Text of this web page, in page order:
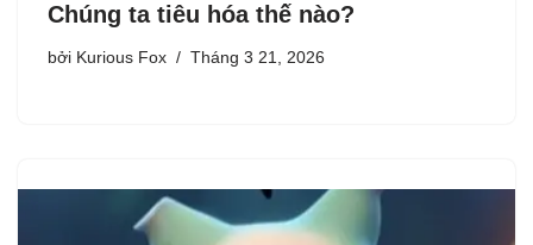
Chúng ta tiêu hóa thế nào?
bởi Kurious Fox Tháng 3 21, 2026